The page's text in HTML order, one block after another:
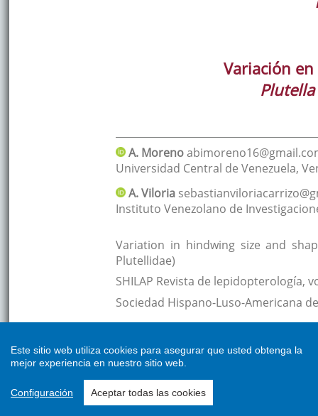
Este sitio web utiliza cookies para asegurar que usted obtenga la
mejor experiencia en nuestro sitio web.
Configuración Aceptar todas las cookies